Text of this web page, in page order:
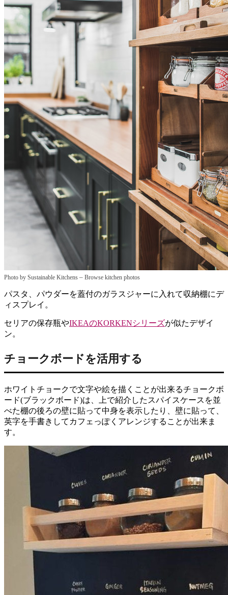
Photo by Sustainable Kitchens – Browse kitchen photos
パスタ、パウダーを蓋付のガラスジャーに入れて収納棚にデ
ィスプレイ。
セリアの保存瓶やIKEAのKORKENシリーズが似たデザイ
ン。
チョークボードを活用する
ホワイトチョークで文字や絵を描くことが出来るチョークボ
ード(ブラックボード)は、上で紹介したスパイスケースを並
べた棚の後ろの壁に貼って中身を表示したり、壁に貼って、
英字を手書きしてカフェっぽくアレンジすることが出来ま
す。